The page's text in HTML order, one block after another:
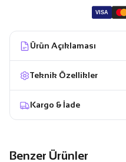
VISA
Ürün Açıklaması
Teknik Özellikler
Kargo & İade
Benzer Ürünler